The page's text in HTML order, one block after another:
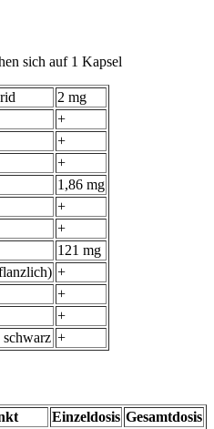
sich auf 1 Kapsel
2 mg
+
+
+
1,86 mg
+
+
121 mg
+
+
+
+
Einzeldosis Gesamtdosis